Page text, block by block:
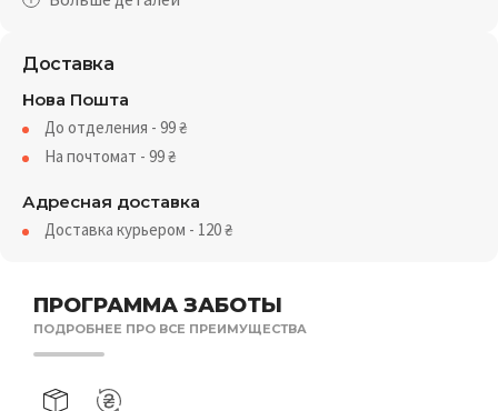
ПРОГРАММА ЗАБОТЫ
ПОДРОБНЕЕ ПРО ВСЕ ПРЕИМУЩЕСТВА
Доставка
Нова Пошта
До отделения - 99₴
На почтомат - 99₴
Адресная доставка
Доставка курьером - 120₴